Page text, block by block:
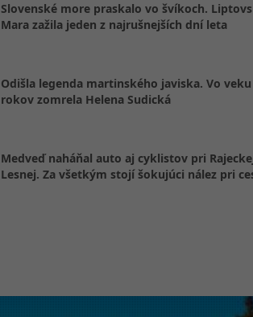
Slovenské more praskalo vo švíkoch.
Mara zažila jeden z najrušnejších dní leta
Odišla legenda martinského javiska. Vo veku
rokov zomrela Helena Sudická
Medveď naháňal auto aj cyklistov pri
Lesnej. Za všetkým stojí šokujúci nález pri